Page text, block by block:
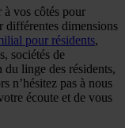
à vos côtés pour
différentes dimensions
pour résidents,
sociétés de
du linge des résidents,
n’hésitez pas à nous
écoute et de vous